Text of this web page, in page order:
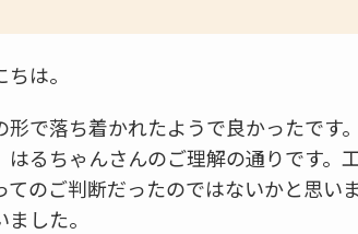
は。
で落ち着かれたようで良かったです。
はるちゃんさんのご理解の通りです。
のご判断だったのではないかと思いま
した。